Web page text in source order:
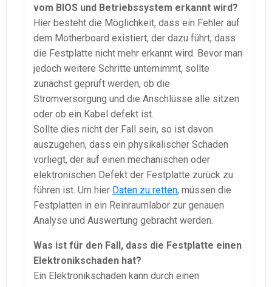
vom BIOS und Betriebssystem erkannt wird?
Hier besteht die Möglichkeit, dass ein Fehler auf
dem Motherboard existiert, der dazu führt, dass
die Festplatte nicht mehr erkannt wird. Bevor man
jedoch weitere Schritte unternimmt, sollte
zunächst geprüft werden, ob die
Stromversorgung und die Anschlüsse alle sitzen
oder ob ein Kabel defekt ist.
Sollte dies nicht der Fall sein, so ist davon
auszugehen, dass ein physikalischer Schaden
vorliegt, der auf einen mechanischen oder
elektronischen Defekt der Festplatte zurück zu
führen ist. Um hier Daten zu retten, müssen die
Festplatten in ein Reinraumlabor zur genauen
Analyse und Auswertung gebracht werden.
Was ist für den Fall, dass die Festplatte einen
Elektronikschaden hat?
Ein Elektronikschaden kann durch einen